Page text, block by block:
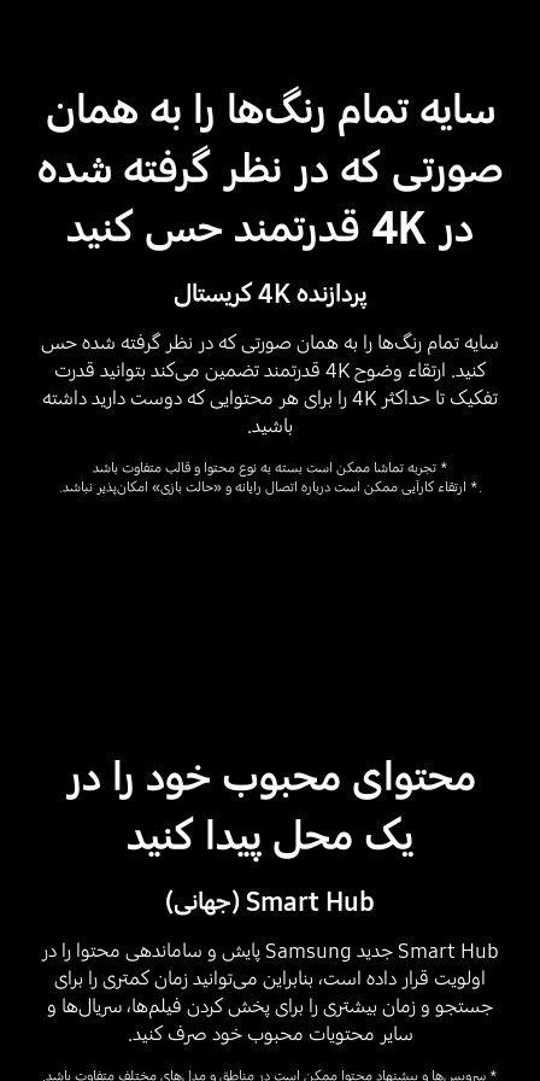
سایه تمام رنگ‌ها را به همان
صورتی که در نظر گرفته شده
در 4K قدرتمند حس کنید
پردازنده 4K کریستال
سایه تمام رنگ‌ها را به همان صورتی که در نظر گرفته شده حس
کنید. ارتقاء وضوح 4K قدرتمند تضمین می‌کند بتوانید قدرت
تفکیک تا حداکثر 4K را برای هر محتوایی که دوست دارید داشته
باشید.
* تجربه تماشا ممکن است بسته به نوع محتوا و قالب متفاوت باشد
.* ارتقاء کارآیی ممکن است درباره اتصال رایانه و «حالت بازی» امکان‌پذیر نباشد.
محتوای محبوب خود را در
یک محل پیدا کنید
Smart Hub (جهانی)
Smart Hub جدید Samsung پایش و ساماندهی محتوا را در
اولویت قرار داده است، بنابراین می‌توانید زمان کمتری را برای
جستجو و زمان بیشتری را برای پخش کردن فیلم‌ها، سریال‌ها و
سایر محتویات محبوب خود صرف کنید.
* سرویس‌ها و پیشنهاد محتوا ممکن است در مناطق و مدل‌های مختلف متفاوت باشد.